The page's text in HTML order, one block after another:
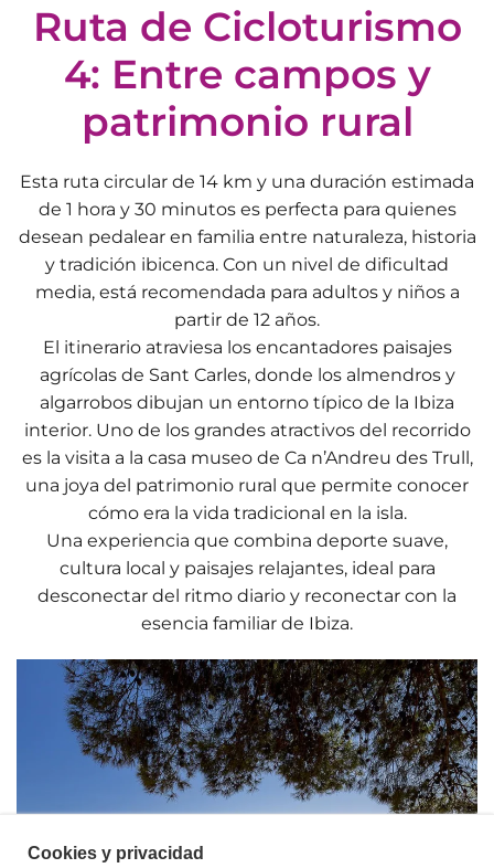
Ruta de Cicloturismo
4: Entre campos y
patrimonio rural
Esta ruta circular de 14 km y una duración estimada
de 1 hora y 30 minutos es perfecta para quienes
desean pedalear en familia entre naturaleza, historia
y tradición ibicenca. Con un nivel de dificultad
media, está recomendada para adultos y niños a
partir de 12 años.
El itinerario atraviesa los encantadores paisajes
agrícolas de Sant Carles, donde los almendros y
algarrobos dibujan un entorno típico de la Ibiza
interior. Uno de los grandes atractivos del recorrido
es la visita a la casa museo de Ca n’Andreu des Trull,
una joya del patrimonio rural que permite conocer
cómo era la vida tradicional en la isla.
Una experiencia que combina deporte suave,
cultura local y paisajes relajantes, ideal para
desconectar del ritmo diario y reconectar con la
esencia familiar de Ibiza.
Cookies y privacidad